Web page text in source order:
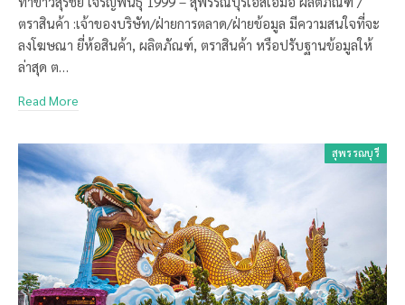
ตราสินค้า :เจ้าของบริษัท/ฝ่ายการตลาด/ฝ่ายข้อมูล มีความสนใจที่จะ
ลงโฆษณา ยี่ห้อสินค้า, ผลิตภัณฑ์, ตราสินค้า หรือปรับฐานข้อมูลให้
ล่าสุด ต…
Read More
สุพรรณบุรี